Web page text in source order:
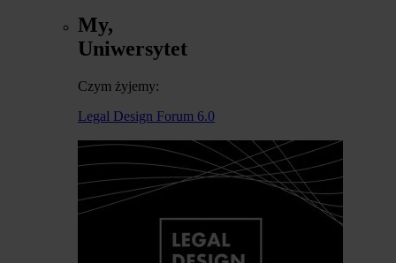
My,
Uniwersytet
Czym żyjemy:
Legal Design Forum 6.0